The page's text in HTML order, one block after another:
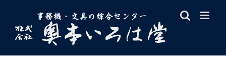
content